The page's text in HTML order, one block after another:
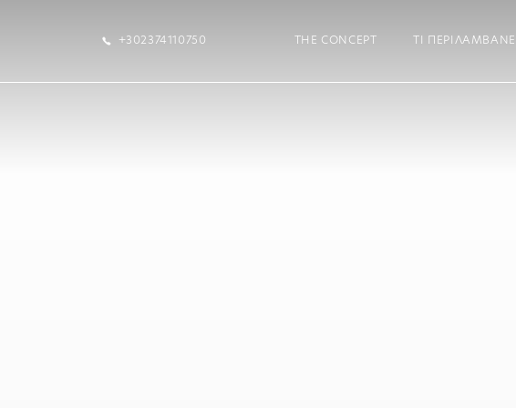
+302374110750 THE CONCEPT ΤΙ ΠΕΡΙΛΑΜΒΆΝΕΙ